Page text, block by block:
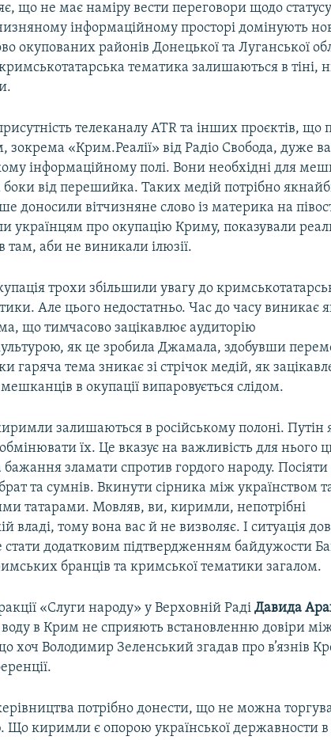
що не має наміру вести переговори щодо
інформаційному просторі домінують
окупованих районів Донецької та Луганської
тематика залишаються в тіні,
телеканалу ATR та інших проєктів, що
зокрема «Крим.Реалії» від Радіо Свобода, дуже
інформаційному полі. Вони необхідні для
боки від перешийка. Таких медій потрібно
доносили вітчизняне слово із материка на
українцям про окупацію Криму, показували
там, аби не виникали ілюзії.
трохи збільшили увагу до
Але цього недостатньо. Час до часу виникає
що тимчасово зацікавлює аудиторію
як це зробила Джамала, здобувши
гаряча тема зникає зі стрічок медій, як
в окупації випаровується слідом.
залишаються в російському полоні. Путін
їх. Це вказує на важливість для нього
зламати спротив гордого народу.
та сумнів. Вкинути сірника між українством
татарами. Мовляв, ви, киримли, непотрібні
владі, тому вона вас й не визволяє. І ситуація
додатковим підтвердженням байдужости
бранців та кримської тематики загалом.
«Слуги народу» у Верховній РадіДавида
воду в Крим не сприяють встановленню довіри
хоч Володимир Зеленський згадав про в’язнів
потрібно донести, що не можна
киримли є опорою української державности